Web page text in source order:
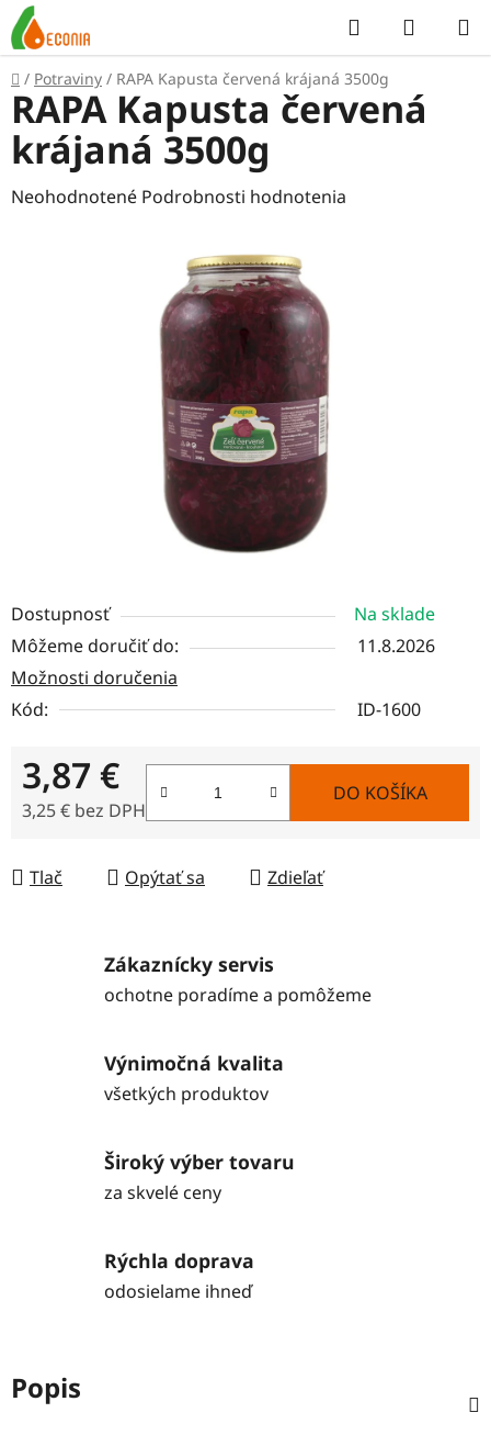
Prejsť
na
obsah
Hľadať
KOŠÍK
Domov
/ Potraviny / RAPA Kapusta červená krájaná 3500g
Dostupnosť
Na sklade
Môžeme doručiť do:
11.8.2026
Možnosti doručenia
Kód:
ID-1600
3,87 €
3,25 € bez DPH
DO KOŠÍKA
Tlač Opýtať sa Zdieľať
RAPA Kapusta červená
krájaná 3500g
Priemerné
Neohodnotené Podrobnosti hodnotenia
Zákaznícky servis
ochotne poradíme a pomôžeme
Výnimočná kvalita
všetkých produktov
Široký výber tovaru
za skvelé ceny
Rýchla doprava
odosielame ihneď
Popis